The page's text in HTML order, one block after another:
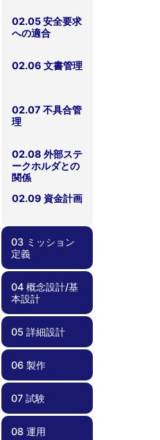
02.05 安全要求
への適合
02.06 文書管理
02.07 不具合管
理
02.08 外部ステ
ークホルダとの
関係
02.09 資金計画
03 ミッション
定義
03.00 ミッショ
ン定義
03.01 実現性
03.02 サクセス
クライテリア
03.03 ミッショ
ンシナリオ
03.04 リスク管
理
04 概念設計/基
本設計
04.00 概念設
04.01 要求管理
04.02 過去のプ
04.03 安全要求
04.04 検証計
05 詳細設計
05.00 詳細設計
05.01 部品・コ
05.02 リスク管
05.03 死なない
05.04 過剰な保
05.05 設計変更
05.06 運用しや
05.07 試験しや
05.08 設計根拠
05.09 フライト
05.10 安全要求
06 製作
06.00 製作
06.01 品質管理
06.02 作業外注
06.03 安全要求
07 試験
07.00 試験
07.01 電磁適合
07.02 End-to-
07.03 電気的イ
07.04 システム
07.05 End-to-
07.06 展開試験
07.07 フィット
07.08 熱試験
07.09 振動試験
07.10 試験コン
07.11 外部試験
07.12 試験結果
07.13 不具合対
07.14 衛星の保
07.15 安全要求
08 運用